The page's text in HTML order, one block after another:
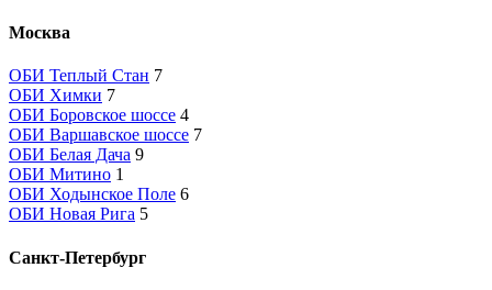
Москва
ОБИ Теплый Стан 7
ОБИ Химки 7
ОБИ Боровское шоссе 4
ОБИ Варшавское шоссе 7
ОБИ Белая Дача 9
ОБИ Митино 1
ОБИ Ходынское Поле 6
ОБИ Новая Рига 5
Санкт-Петербург